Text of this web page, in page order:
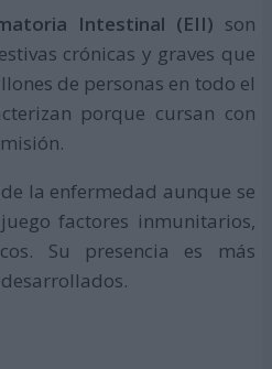
Intestinal (EII) son
crónicas y graves que
de personas en todo el
porque cursan con
la enfermedad aunque se
factores inmunitarios,
Su presencia es más